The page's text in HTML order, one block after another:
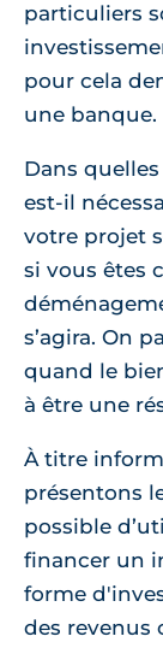
particuliers
pour cela
une banque.
Dans
est-il
votre projet
si vous êtes
s’agira. On
quand le
à être une
À titre
présentons
possible
financer un
forme
des revenus